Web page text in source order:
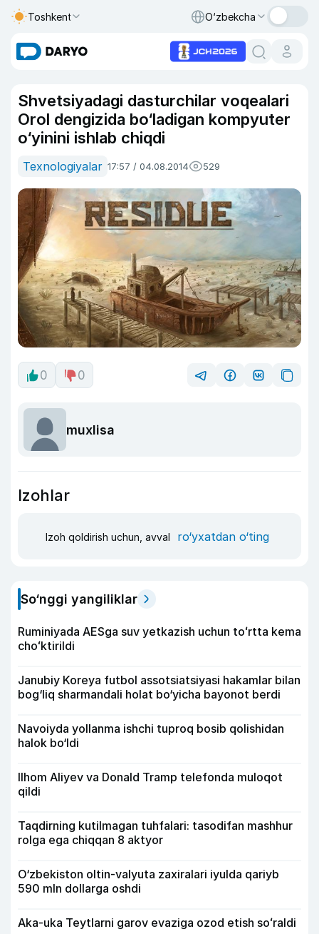
Toshkent O‘zbekcha
Shvetsiyadagi dasturchilar voqealari
Orol dengizida bo‘ladigan kompyuter
o‘yinini ishlab chiqdi
Texnologiyalar 17:57 / 04.08.2014 529
0 0
muxlisa
Izohlar
Izoh qoldirish uchun, avval ro‘yxatdan o‘ting
So‘nggi yangiliklar
Ruminiyada AESga suv yetkazish uchun toʻrtta kema
choʻktirildi
Janubiy Koreya futbol assotsiatsiyasi hakamlar bilan
bog‘liq sharmandali holat bo‘yicha bayonot berdi
Navoiyda yollanma ishchi tuproq bosib qolishidan
halok bo‘ldi
Ilhom Aliyev va Donald Tramp telefonda muloqot
qildi
Taqdirning kutilmagan tuhfalari: tasodifan mashhur
rolga ega chiqqan 8 aktyor
O‘zbekiston oltin-valyuta zaxiralari iyulda qariyb
590 mln dollarga oshdi
Aka-uka Teytlarni garov evaziga ozod etish soʻraldi